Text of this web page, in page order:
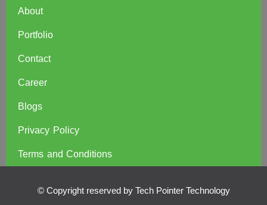
About
Portfolio
Contact
Career
Blogs
Privacy Policy
Terms and Conditions
© Copyright reserved by Tech Pointer Technology